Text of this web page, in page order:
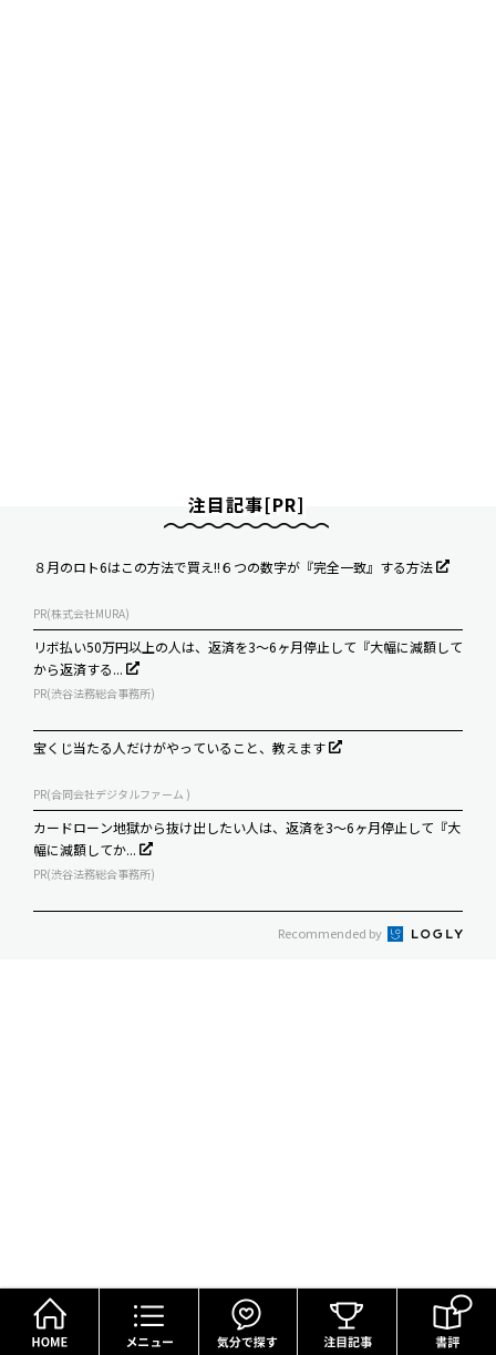
注目記事[PR]
８月のロト6はこの方法で買え!!６つの数字が『完全一致』する方法
PR(株式会社MURA)
リボ払い50万円以上の人は、返済を3～6ヶ月停止して『大幅に減額して
から返済する...
PR(渋谷法務総合事務所)
宝くじ当たる人だけがやっていること、教えます
PR(合同会社デジタルファーム )
カードローン地獄から抜け出したい人は、返済を3～6ヶ月停止して『大
幅に減額してか...
PR(渋谷法務総合事務所)
Recommended by